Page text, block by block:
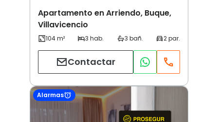
Apartamento en Arriendo, Buque,
Villavicencio
Contactar
Alarmas